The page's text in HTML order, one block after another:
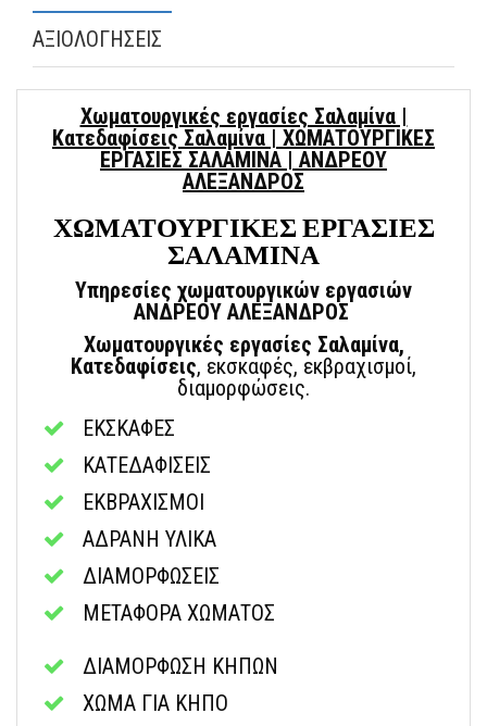
ΑΞΙΟΛΟΓΗΣΕΙΣ
Χωματουργικές εργασίες Σαλαμίνα |
Κατεδαφίσεις Σαλαμίνα | ΧΩΜΑΤΟΥΡΓΙΚΕΣ
ΕΡΓΑΣΙΕΣ ΣΑΛΑΜΙΝΑ | ΑΝΔΡΕΟΥ
ΑΛΕΞΑΝΔΡΟΣ
ΧΩΜΑΤΟΥΡΓΙΚΕΣ ΕΡΓΑΣΙΕΣ
ΣΑΛΑΜΙΝΑ
Υπηρεσίες χωματουργικών εργασιών
ΑΝΔΡΕΟΥ ΑΛΕΞΑΝΔΡΟΣ
Χωματουργικές εργασίες Σαλαμίνα,
Κατεδαφίσεις, εκσκαφές, εκβραχισμοί,
διαμορφώσεις.
ΕΚΣΚΑΦΕΣ
ΚΑΤΕΔΑΦΙΣΕΙΣ
ΕΚΒΡΑΧΙΣΜΟΙ
ΑΔΡΑΝΗ ΥΛΙΚΑ
ΔΙΑΜΟΡΦΩΣΕΙΣ
ΜΕΤΑΦΟΡΑ ΧΩΜΑΤΟΣ
ΔΙΑΜΟΡΦΩΣΗ ΚΗΠΩΝ
ΧΩΜΑ ΓΙΑ ΚΗΠΟ